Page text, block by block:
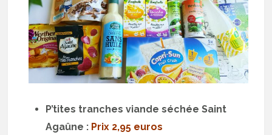
P’tites tranches viande séchée Saint
Agaûne : Prix 2,95 euros